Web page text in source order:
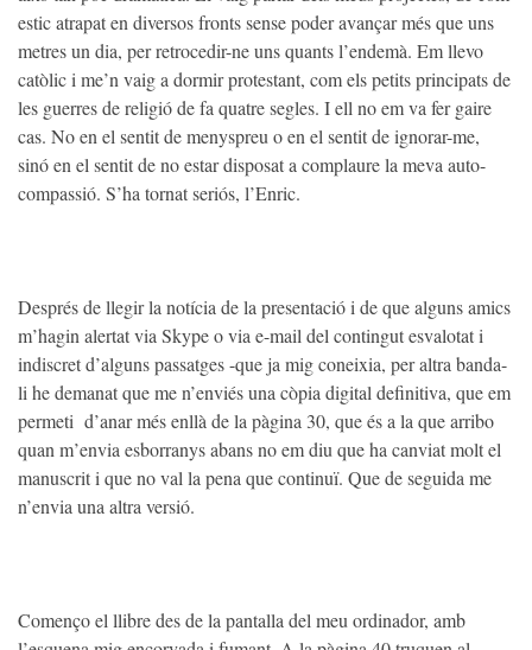
estic atrapat en diversos fronts sense poder avançar més que uns
metres un dia, per retrocedir-ne uns quants l’endemà. Em llevo
catòlic i me’n vaig a dormir protestant, com els petits principats de
les guerres de religió de fa quatre segles. I ell no em va fer gaire
cas. No en el sentit de menyspreu o en el sentit de ignorar-me,
sinó en el sentit de no estar disposat a complaure la meva auto-
compassió. S’ha tornat seriós, l’Enric.
Després de llegir la notícia de la presentació i de que alguns amics
m’hagin alertat via Skype o via e-mail del contingut esvalotat i
indiscret d’alguns passatges -que ja mig coneixia, per altra banda-
li he demanat que me n’enviés una còpia digital definitiva, que em
permeti d’anar més enllà de la pàgina 30, que és a la que arribo
quan m’envia esborranys abans no em diu que ha canviat molt el
manuscrit i que no val la pena que continuï. Que de seguida me
n’envia una altra versió.
Començo el llibre des de la pantalla del meu ordinador, amb